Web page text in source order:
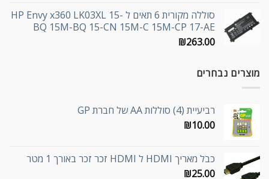
סוללה מקורית 6 תאים ל HP Envy x360 LK03XL 15-
BQ 15M-BQ 15-CN 15M-C 15M-CP 17-AE
₪263.00
מוצרים נבחרים
רביעיית (4) סוללות AA של חברת GP
₪10.00
כבל מאריך HDMI ל HDMI זכר זכר באורך 1 מטר
₪25.00